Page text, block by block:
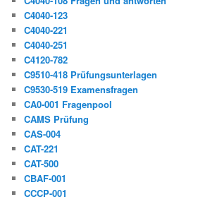
C4040-123
C4040-221
C4040-251
C4120-782
C9510-418 Prüfungsunterlagen
C9530-519 Examensfragen
CA0-001 Fragenpool
CAMS Prüfung
CAS-004
CAT-221
CAT-500
CBAF-001
CCCP-001